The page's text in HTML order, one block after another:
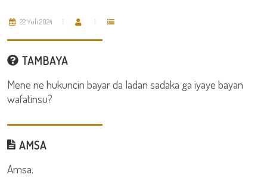
22 Yuli 2024
TAMBAYA
Mene ne hukuncin bayar da ladan sadaka ga iyaye bayan
wafatinsu?
AMSA
Amsa: